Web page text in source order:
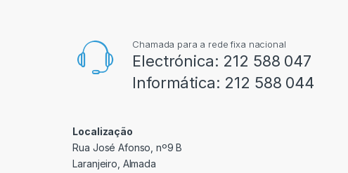
Chamada para a rede fixa nacional
Electrónica: 212 588 047
Informática: 212 588 044
Localização
Rua José Afonso, nº9 B
Laranjeiro, Almada